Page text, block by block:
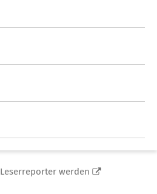
Leserreporter werden